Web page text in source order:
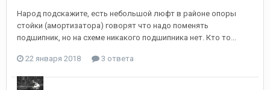
Народ подскажите, есть небольшой люфт в районе опоры
стойки (амортизатора) говорят что надо поменять
подшипник, но на схеме никакого подшипника нет. Кто то...
22 января 2018 3 ответа